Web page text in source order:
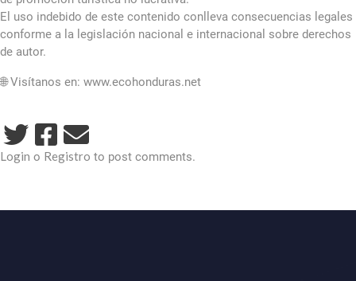
El uso indebido de este contenido conlleva consecuencias legales
conforme a la legislación nacional e internacional sobre derechos
de autor.
🌐 Visítanos en: www.ecohonduras.net
Login o Registro to post comments.